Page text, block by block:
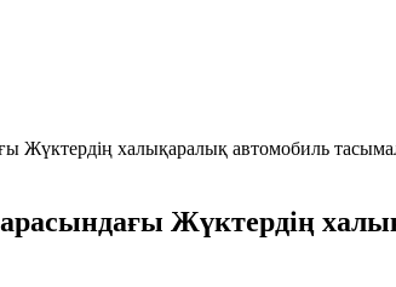
Жүктердің халықаралық автомобиль
Жүктердің